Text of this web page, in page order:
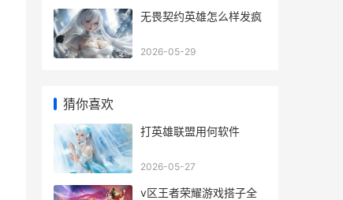
无畏契约英雄怎么样发疯
2026-05-29
猜你喜欢
打英雄联盟用何软件
2026-05-27
v区王者荣耀游戏搭子全